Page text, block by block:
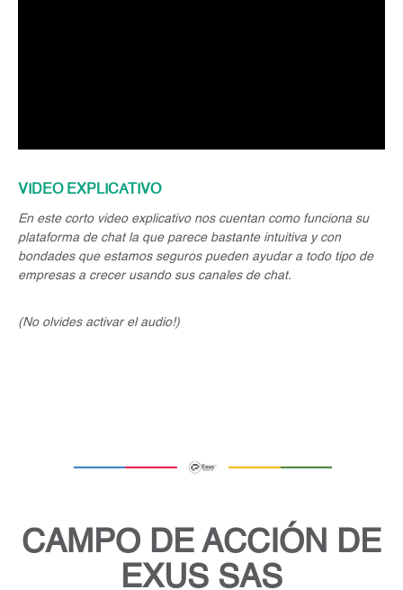
VIDEO EXPLICATIVO
En este corto video explicativo nos cuentan como funciona su
plataforma de chat la que parece bastante intuitiva y con
bondades que estamos seguros pueden ayudar a todo tipo de
empresas a crecer usando sus canales de chat.
(No olvides activar el audio!)
CAMPO DE ACCIÓN DE
EXUS SAS